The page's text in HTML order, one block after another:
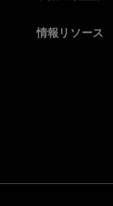
情報リソース